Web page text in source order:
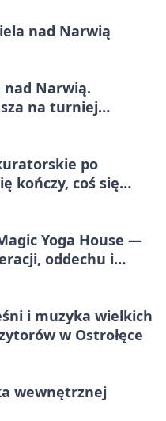
nad Narwią
nad Narwią.
na turniej
po
kończy, coś się
Yoga House —
oddechu i
i muzyka wielkich
w Ostrołęce
wewnętrznej